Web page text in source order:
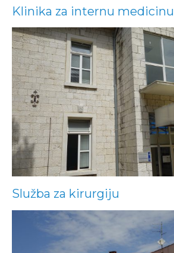
Klinika za internu medicinu
Služba za kirurgiju